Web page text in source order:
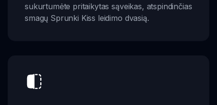
sukurtumėte pritaikytas sąveikas, atspindinčias
smagų Sprunki Kiss leidimo dvasią.